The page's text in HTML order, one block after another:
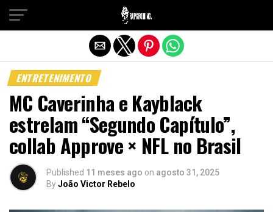
ENTRETENIMENTO
MC Caverinha e Kayblack
estrelam “Segundo Capítulo”,
collab Approve × NFL no Brasil
Published 11 meses ago on agosto 31, 2025
ByJoão Victor Rebelo
Sair da versão mobile